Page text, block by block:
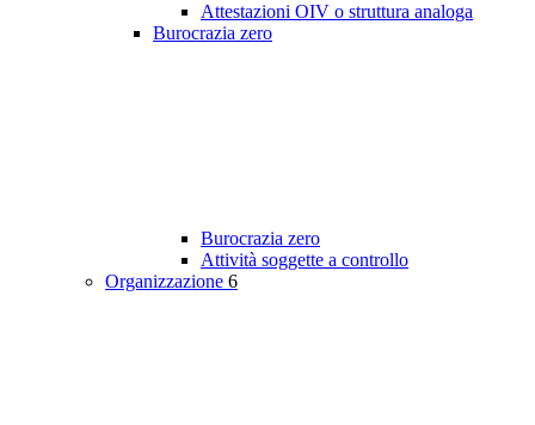
Attestazioni OIV o struttura analoga
Burocrazia zero
Burocrazia zero
Attività soggette a controllo
Organizzazione 6